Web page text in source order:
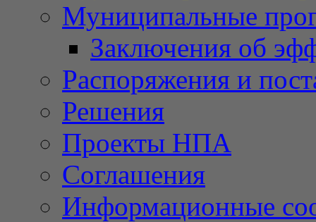
Муниципальные
Заключения об
Распоряжения и
Решения
Проекты НПА
Соглашения
Информационные